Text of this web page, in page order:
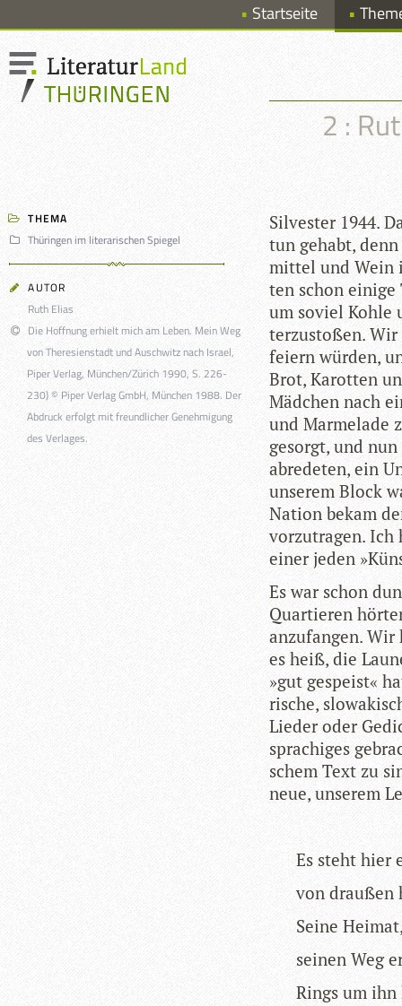
Startseite
2 :
THEMA
Thüringen im literarischen Spiegel
AUTOR
Ruth Elias
Die Hoffnung erhielt mich am Leben. Mein Weg
von Theresienstadt und Auschwitz nach Israel,
Piper Verlag, München/Zürich 1990, S. 226-
230) © Piper Verlag GmbH, München 1988. Der
Abdruck erfolgt mit freundlicher Genehmigung
des Verlages.
Sil­ves­ter 1944.
tun gehabt,
mit­tel und Wein
ten schon
um soviel Kohle
ter­zu­sto­ßen. Wir
fei­ern wür­den,
Brot, Karot­ten
Mäd­chen nach
und Mar­me­lade
gesorgt, und
ab­re­de­ten, ein
unse­rem Block
Nation bekam
vor­zu­tra­gen. Ich
einer jeden
Es war schon
Quar­tie­ren
anzu­fan­gen. Wir
es heiß, die
»gut gespeist«
ri­sche,
Lie­der oder
spra­chi­ges
schem Text zu
neue, unse­rem
Es steht hier
von drau­ßen
Seine
sei­nen Weg
Rings um